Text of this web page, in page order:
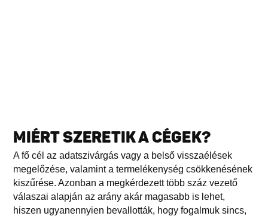
MIÉRT SZERETIK A CÉGEK?
A fő cél az adatszivárgás vagy a belső visszaélések
megelőzése, valamint a termelékenység csökkenésének
kiszűrése. Azonban a megkérdezett több száz vezető
válaszai alapján az arány akár magasabb is lehet,
hiszen ugyanennyien bevallották, hogy fogalmuk sincs,